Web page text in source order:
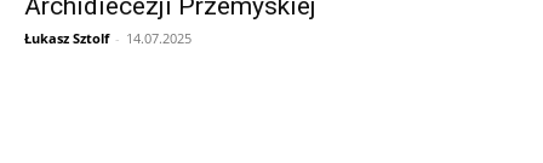
Łukasz Sztolf - 14.07.2025